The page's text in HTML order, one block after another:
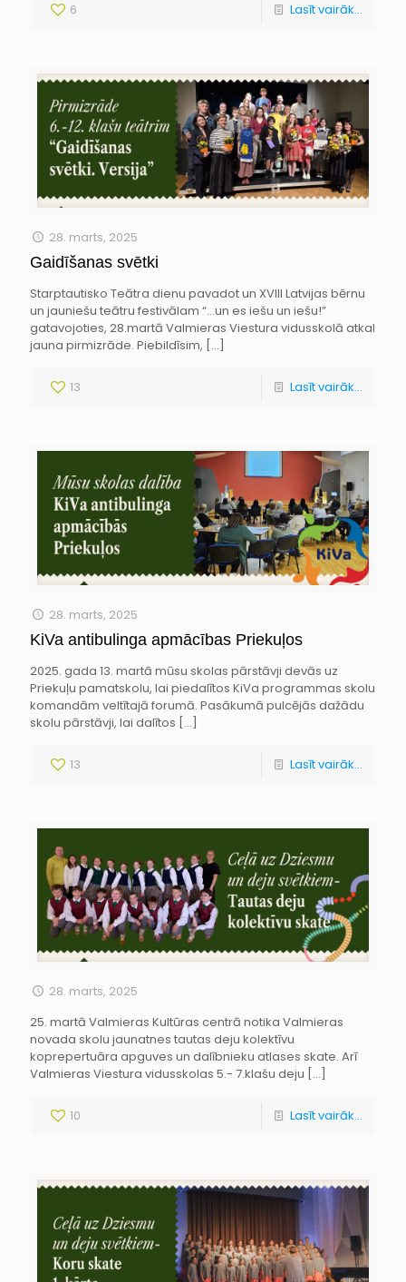
6 Lasīt vairāk...
28. marts, 2025
Gaidīšanas svētki
Starptautisko Teātra dienu pavadot un XVIII Latvijas bērnu
un jauniešu teātru festivālam “…un es iešu un iešu!”
gatavojoties, 28.martā Valmieras Viestura vidusskolā atkal
jauna pirmizrāde. Piebildīsim, […]
13 Lasīt vairāk...
28. marts, 2025
KiVa antibulinga apmācības Priekuļos
2025. gada 13. martā mūsu skolas pārstāvji devās uz
Priekuļu pamatskolu, lai piedalītos KiVa programmas skolu
komandām veltītajā forumā. Pasākumā pulcējās dažādu
skolu pārstāvji, lai dalītos […]
13 Lasīt vairāk...
28. marts, 2025
25. martā Valmieras Kultūras centrā notika Valmieras
novada skolu jaunatnes tautas deju kolektīvu
koprepertuāra apguves un dalībnieku atlases skate. Arī
Valmieras Viestura vidusskolas 5.- 7.klašu deju […]
10 Lasīt vairāk...